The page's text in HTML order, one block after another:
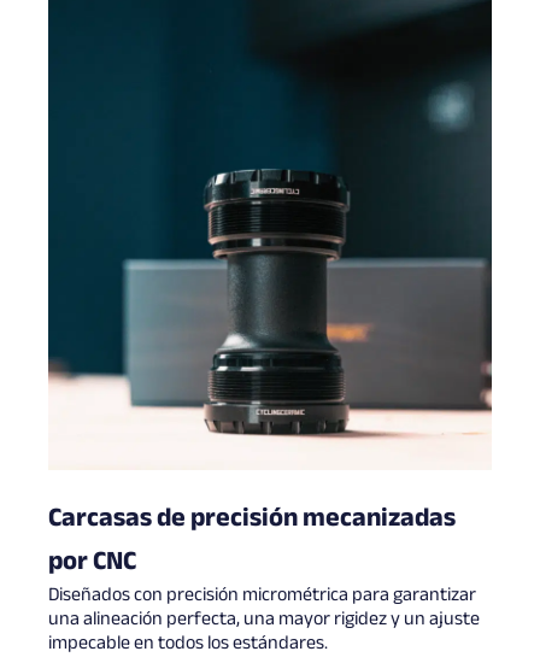
Carcasas de precisión mecanizadas
por CNC
Diseñados con precisión micrométrica para garantizar
una alineación perfecta, una mayor rigidez y un ajuste
impecable en todos los estándares.